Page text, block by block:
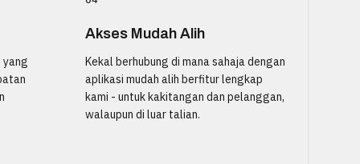
yang
Akses Mudah Alih
Kekal berhubung di mana sahaja dengan
aplikasi mudah alih berfitur lengkap
kami - untuk kakitangan dan pelanggan,
walaupun di luar talian.